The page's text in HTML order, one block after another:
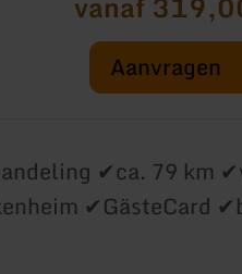
Aanvragen
✔ca. 79 km
✔GästeCard